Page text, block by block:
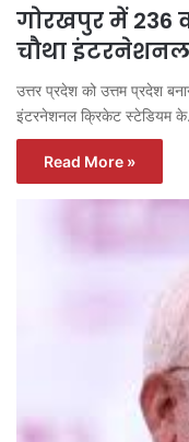
गोरखपुर में 236
चौथा
उत्तर प्रदेश को उत्तम प्रदेश
इंटरनेशनल क्रिकेट स्टेडियम
Read More »